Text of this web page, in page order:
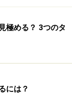
極める？ 3つのタ
には？